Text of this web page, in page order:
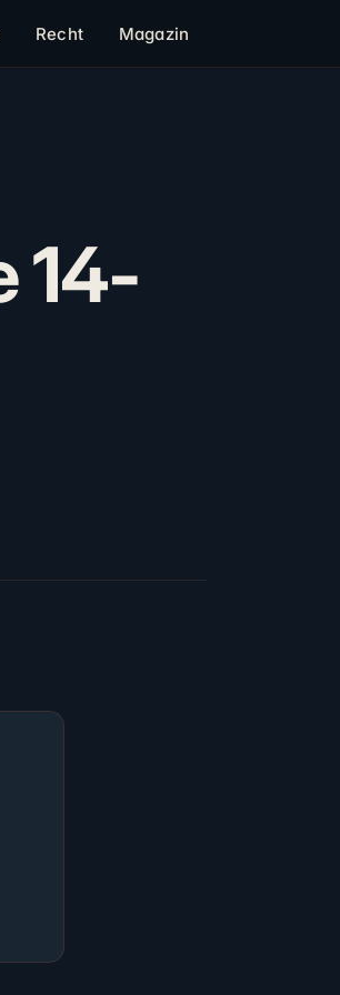
Recht Magazin
14-